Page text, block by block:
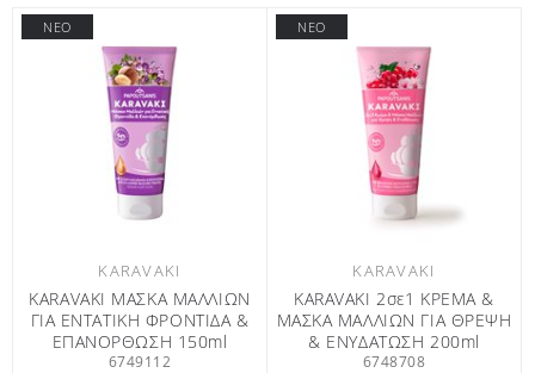
ΝΕΟ
KARAVAKI
KARAVAKI ΜΑΣΚΑ ΜΑΛΛΙΩΝ
ΓΙΑ ΕΝΤΑΤΙΚΗ ΦΡΟΝΤΙΔΑ &
ΕΠΑΝΟΡΘΩΣΗ 150ml
6749112
ΝΕΟ
KARAVAKI
KARAVAKI 2σε1 ΚΡΕΜΑ &
ΜΑΣΚΑ ΜΑΛΛΙΩΝ ΓΙΑ ΘΡΕΨΗ
& ΕΝΥΔΑΤΩΣΗ 200ml
6748708